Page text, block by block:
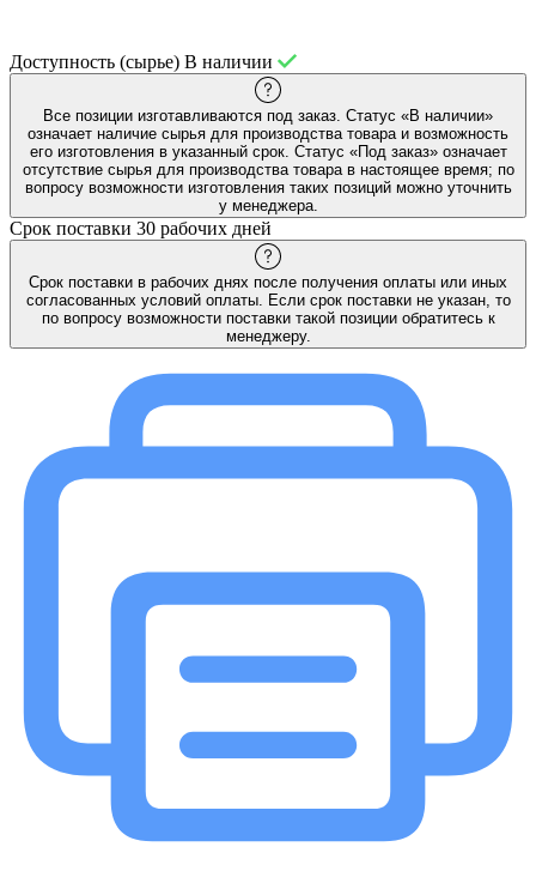
Доступность (сырье) В наличии
Все позиции изготавливаются под заказ. Статус «В наличии»
означает наличие сырья для производства товара и возможность
его изготовления в указанный срок. Статус «Под заказ» означает
отсутствие сырья для производства товара в настоящее время; по
вопросу возможности изготовления таких позиций можно уточнить
у менеджера.
Срок поставки 30 рабочих дней
Срок поставки в рабочих днях после получения оплаты или иных
согласованных условий оплаты. Если срок поставки не указан, то
по вопросу возможности поставки такой позиции обратитесь к
менеджеру.